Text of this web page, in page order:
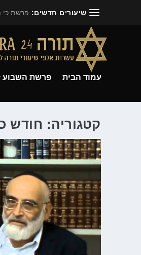
שיעורים חדשים: פרשת כי
עמוד הבית פרשת השבוע
קטגוריה: חודש